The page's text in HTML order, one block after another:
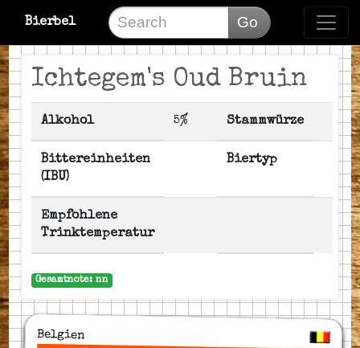
Bierbel Go
Ichtegem's Oud Bruin
Alkohol 5% Stammwürze
Bittereinheiten
(IBU)
Biertyp
Empfohlene
Trinktemperatur
Gesamtnote: nn
Belgien